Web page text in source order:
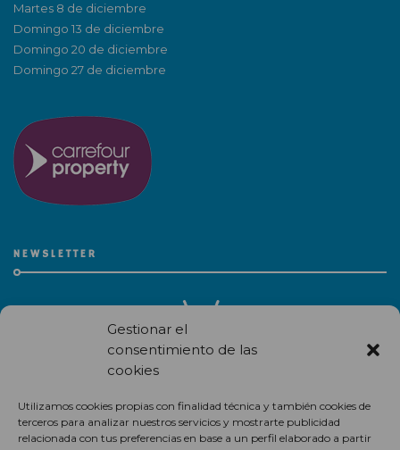
Gestionar el
consentimiento de las
cookies
Utilizamos cookies propias con finalidad técnica y también cookies de
terceros para analizar nuestros servicios y mostrarte publicidad
relacionada con tus preferencias en base a un perfil elaborado a partir
Martes 8 de diciembre
Domingo 13 de diciembre
Domingo 20 de diciembre
Domingo 27 de diciembre
NEWSLETTER
centro comercial.
Suscríbete